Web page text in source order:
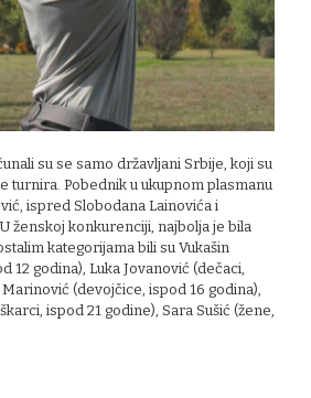
su se samo državljani Srbije, koji su
turnira. Pobednik u ukupnom plasmanu
ispred Slobodana Lainovića i
ženskoj konkurenciji, najbolja je bila
kategorijama bili su Vukašin
12 godina), Luka Jovanović (dečaci,
(devojčice, ispod 16 godina),
ispod 21 godine), Sara Sušić (žene,